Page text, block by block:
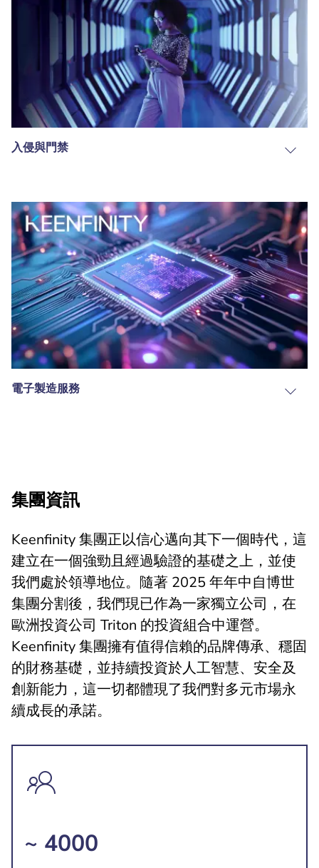
入侵與門禁
電子製造服務
集團資訊
Keenfinity 集團正以信心邁向其下一個時代，這
建立在一個強勁且經過驗證的基礎之上，並使
我們處於領導地位。隨著 2025 年年中自博世
集團分割後，我們現已作為一家獨立公司，在
歐洲投資公司 Triton 的投資組合中運營。
Keenfinity 集團擁有值得信賴的品牌傳承、穩固
的財務基礎，並持續投資於人工智慧、安全及
創新能力，這一切都體現了我們對多元市場永
續成長的承諾。
~ 4000